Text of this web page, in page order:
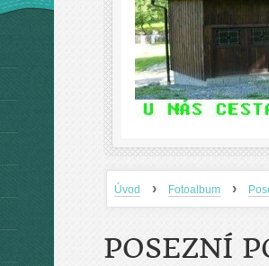
Úvod › Fotoalbum ›
POSEZNÍ